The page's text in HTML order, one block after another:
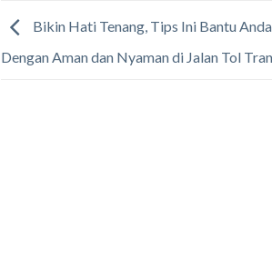
Bikin Hati Tenang, Tips Ini Bantu
Dengan Aman dan Nyaman di Jalan Tol